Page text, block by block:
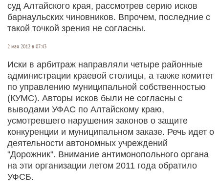
суд Алтайского края, рассмотрев серию исков
барнаульских чиновников. Впрочем, последние с
такой точкой зрения не согласны.
2 мая 2012 в 07:43
Иски в арбитраж направляли четыре районные
администрации краевой столицы, а также комитет
по управлению муниципальной собственностью
(КУМС). Авторы исков были не согласны с
выводами УФАС по Алтайскому краю,
усмотревшего нарушения законов о защите
конкуренции и муниципальном заказе. Речь идет о
деятельности автономных учреждений
"Дорожник". Внимание антимонопольного органа
на эти организации летом 2011 года обратило
УФСБ.